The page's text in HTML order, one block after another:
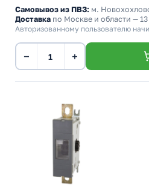
Самовывоз из ПВЗ: м.
Доставка по Москве и области — 13
Авторизованному пользователю
− +